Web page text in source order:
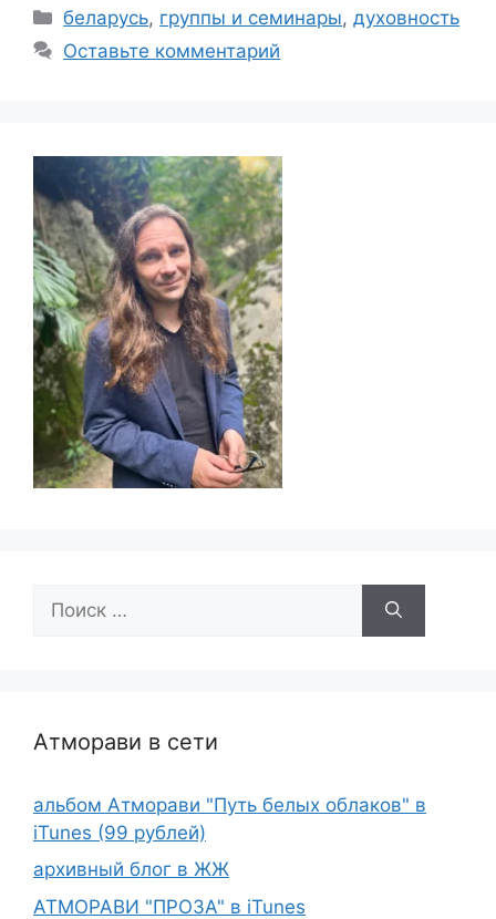
Рубрики
беларусь, группы и семинары,духовность
Оставьте комментарий
Атморави в сети
альбом Атморави "Путь белых облаков" в
iTunes (99 рублей)
архивный блог в ЖЖ
АТМОРАВИ "ПРОЗА" в iTunes